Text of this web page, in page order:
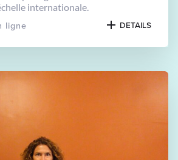
ligne
internationale.
DETAILS